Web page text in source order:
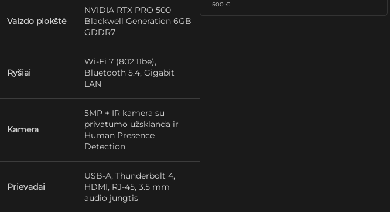
Vaizdo plokštė
NVIDIA RTX PRO 500
Blackwell Generation 6GB
GDDR7
Ryšiai
Wi-Fi 7 (802.11be),
Bluetooth 5.4, Gigabit
LAN
Kamera
5MP + IR kamera su
privatumo užsklanda ir
Human Presence
Detection
Prievadai
USB-A, Thunderbolt 4,
HDMI, RJ-45, 3.5 mm
audio jungtis
500 €